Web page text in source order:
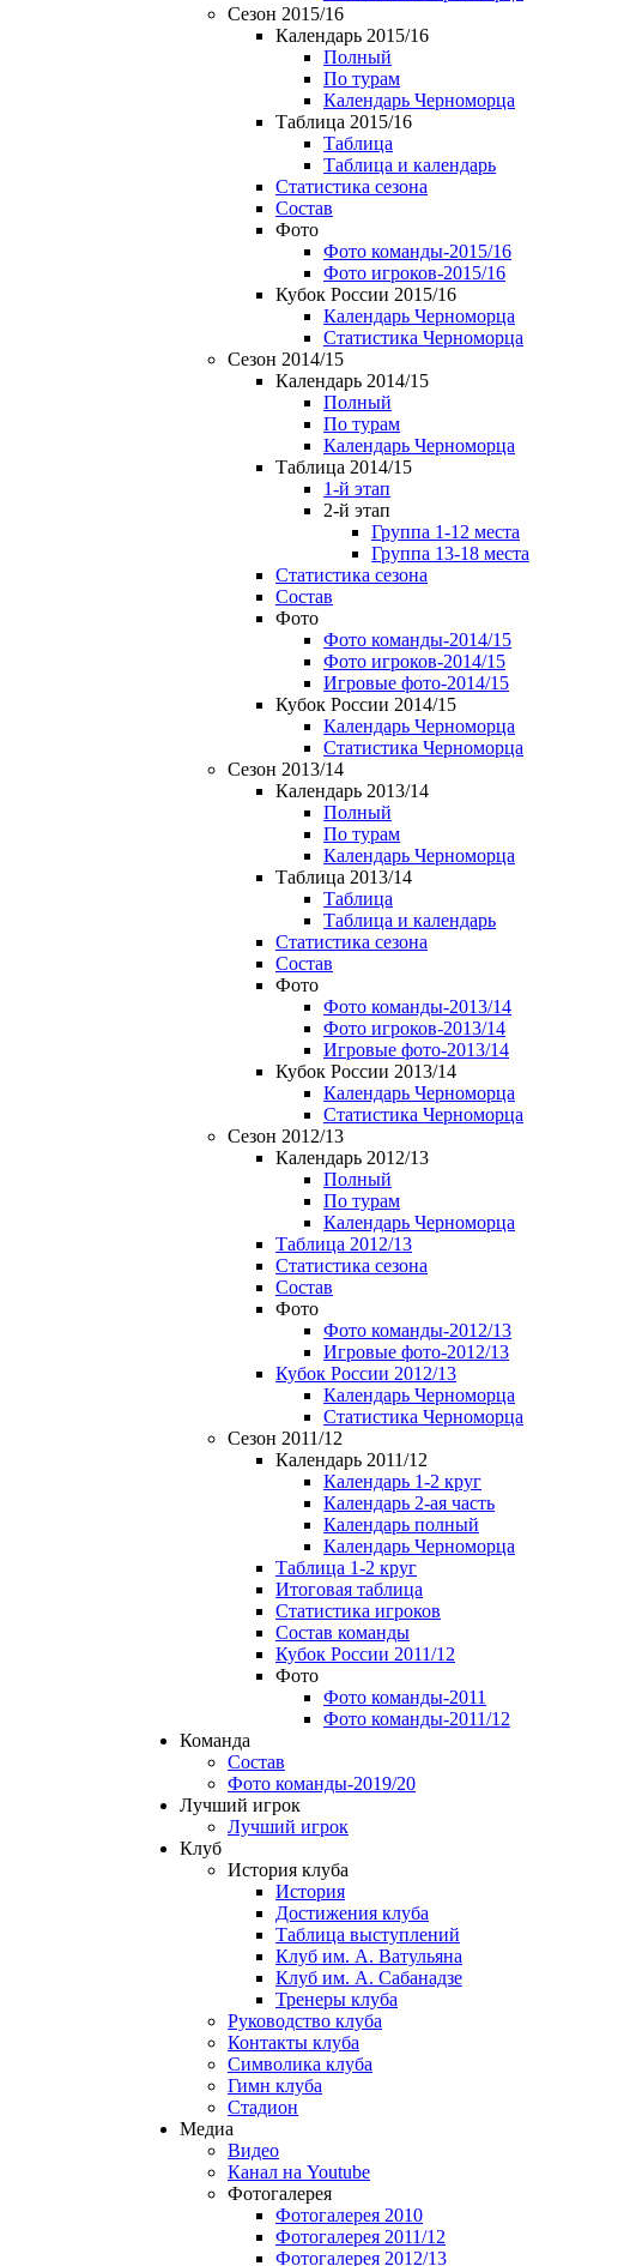
Сезон 2015/16
Календарь 2015/16
Полный
По турам
Календарь Черноморца
Таблица 2015/16
Таблица
Таблица и календарь
Статистика сезона
Состав
Фото
Фото команды-2015/16
Фото игроков-2015/16
Кубок России 2015/16
Календарь Черноморца
Статистика Черноморца
Сезон 2014/15
Календарь 2014/15
Полный
По турам
Календарь Черноморца
Таблица 2014/15
1-й этап
2-й этап
Группа 1-12 места
Группа 13-18 места
Статистика сезона
Состав
Фото
Фото команды-2014/15
Фото игроков-2014/15
Игровые фото-2014/15
Кубок России 2014/15
Календарь Черноморца
Статистика Черноморца
Сезон 2013/14
Календарь 2013/14
Полный
По турам
Календарь Черноморца
Таблица 2013/14
Таблица
Таблица и календарь
Статистика сезона
Состав
Фото
Фото команды-2013/14
Фото игроков-2013/14
Игровые фото-2013/14
Кубок России 2013/14
Календарь Черноморца
Статистика Черноморца
Сезон 2012/13
Календарь 2012/13
Полный
По турам
Календарь Черноморца
Таблица 2012/13
Статистика сезона
Состав
Фото
Фото команды-2012/13
Игровые фото-2012/13
Кубок России 2012/13
Календарь Черноморца
Статистика Черноморца
Сезон 2011/12
Календарь 2011/12
Календарь 1-2 круг
Календарь 2-ая часть
Календарь полный
Календарь Черноморца
Таблица 1-2 круг
Итоговая таблица
Статистика игроков
Состав команды
Кубок России 2011/12
Фото
Фото команды-2011
Фото команды-2011/12
Команда
Состав
Фото команды-2019/20
Лучший игрок
Лучший игрок
Клуб
История клуба
История
Достижения клуба
Таблица выступлений
Клуб им. А. Ватульяна
Клуб им. А. Сабанадзе
Тренеры клуба
Руководство клуба
Контакты клуба
Символика клуба
Гимн клуба
Стадион
Медиа
Видео
Канал на Youtube
Фотогалерея
Фотогалерея 2010
Фотогалерея 2011/12
Фотогалерея 2012/13